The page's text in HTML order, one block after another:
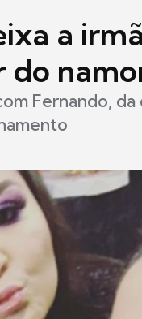
a
do
Fernando, da